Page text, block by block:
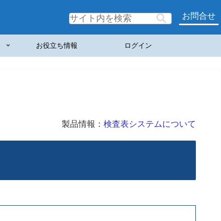
お問合せ
お役立ち情報 ログイン
製品情報： 検査表システムについて